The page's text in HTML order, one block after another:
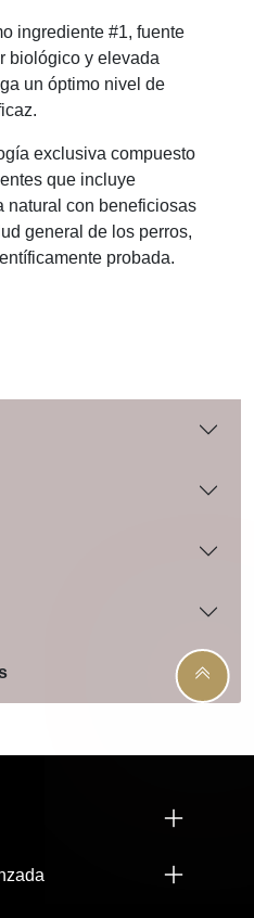
ingrediente #1, fuente
biológico y elevada
un óptimo nivel de
exclusiva compuesto
que incluye
natural con beneficiosas
general de los perros,
probada.